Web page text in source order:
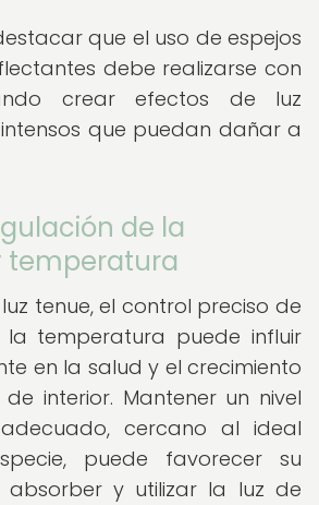
que el uso de espejos
debe realizarse con
crear efectos de luz
que puedan dañar a
de la
temperatura
tenue, el control preciso de
temperatura puede influir
en la salud y el crecimiento
interior. Mantener un nivel
cercano al ideal
puede favorecer su
y utilizar la luz de